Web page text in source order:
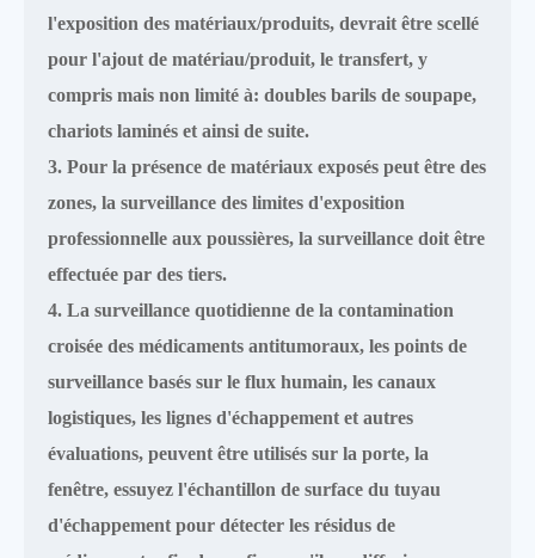
l'exposition des matériaux/produits, devrait être scellé
pour l'ajout de matériau/produit, le transfert, y
compris mais non limité à: doubles barils de soupape,
chariots laminés et ainsi de suite.
3. Pour la présence de matériaux exposés peut être des
zones, la surveillance des limites d'exposition
professionnelle aux poussières, la surveillance doit être
effectuée par des tiers.
4. La surveillance quotidienne de la contamination
croisée des médicaments antitumoraux, les points de
surveillance basés sur le flux humain, les canaux
logistiques, les lignes d'échappement et autres
évaluations, peuvent être utilisés sur la porte, la
fenêtre, essuyez l'échantillon de surface du tuyau
d'échappement pour détecter les résidus de